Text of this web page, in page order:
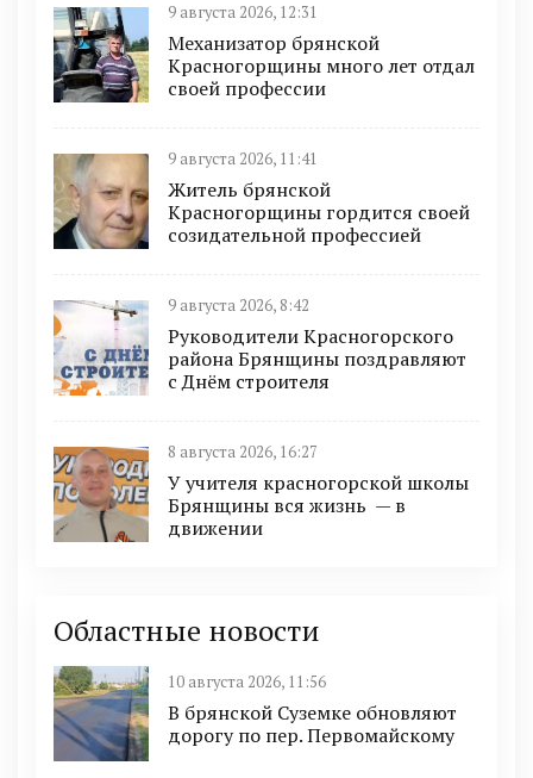
9 августа 2026, 12:31
Механизатор брянской
Красногорщины много лет отдал
своей профессии
9 августа 2026, 11:41
Житель брянской
Красногорщины гордится своей
созидательной профессией
9 августа 2026, 8:42
Руководители Красногорского
района Брянщины поздравляют
с Днём строителя
8 августа 2026, 16:27
У учителя красногорской школы
Брянщины вся жизнь — в
движении
Областные новости
10 августа 2026, 11:56
В брянской Суземке обновляют
дорогу по пер. Первомайскому